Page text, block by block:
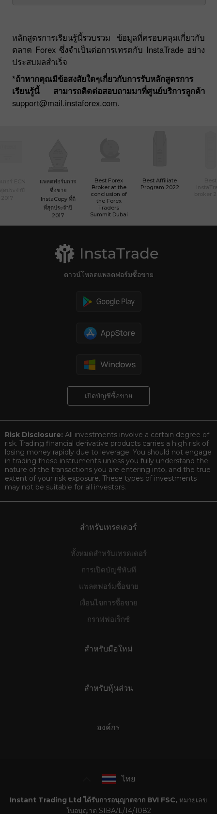
หลักสูตรการเรียนรู้นี้รวบรวม ข้อมูลที่ครอบคลุมเกี่ยวกับ
ตลาด Forex ซึ่งจำเป็นต่อการเทรดกับ InstaTrade อย่าง
ประสบผลสำเร็จ
*ถ้าหากคุณมีข้อสงสัยใดๆเกี่ยวกับการรับหลักสูตรการ
เรียนรู้นี้ สามารถติดต่อสอบถามมาที่ศูนย์บริการลูกค้า
support@mail.instaforex.com.
แพลตฟอร์มการ
ซื้อขาย
InstaCopy ที่ดี
ที่สุดประจำปี
2017
Best Forex
Broker at the
conclusion of
the Forex
Traders
Summit Dubai
Best Affiliate
Program 2022
ดาวน์โหลดแพลตฟอร์มซื้อขาย
เปิดบัญชีซื้อขาย
Risk Disclosure: All investments involve a certain degree of
risk. Trading financial derivative products carries a high risk of
losing money rapidly due to leverage. You should not engage
in trading these instruments unless you fully understand the
nature of the transactions you are entering into, and the true
extent of your risk exposure. These types of investments
may not be suitable for all investors.
สำหรับเทรดเดอร์
ทั้งหมดสำหรับเทรดเดอร์
การเปิดบัญชีทันที
แพลตฟอร์มซื้อขาย
เงื่อนไขการซื้อขาย
กราฟฟอเร็กซ์
สำหรับมือใหม่
สำหรับหุ้นส่วน
องค์กร
ไทย
Instant Trading Ltd ได้รับการอนุญาตจาก BVI FSC, หมายเลข
ใบอนุญาต SIBA/L/14/1082